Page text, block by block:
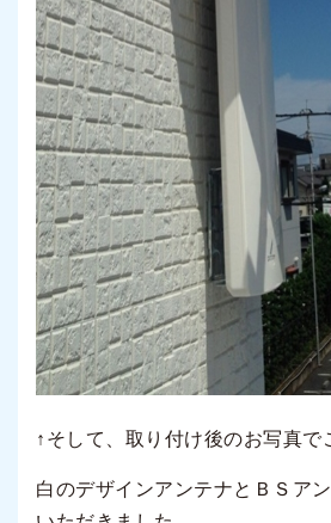
↑そして、取り付け後のお写真で
白のデザインアンテナとＢＳア